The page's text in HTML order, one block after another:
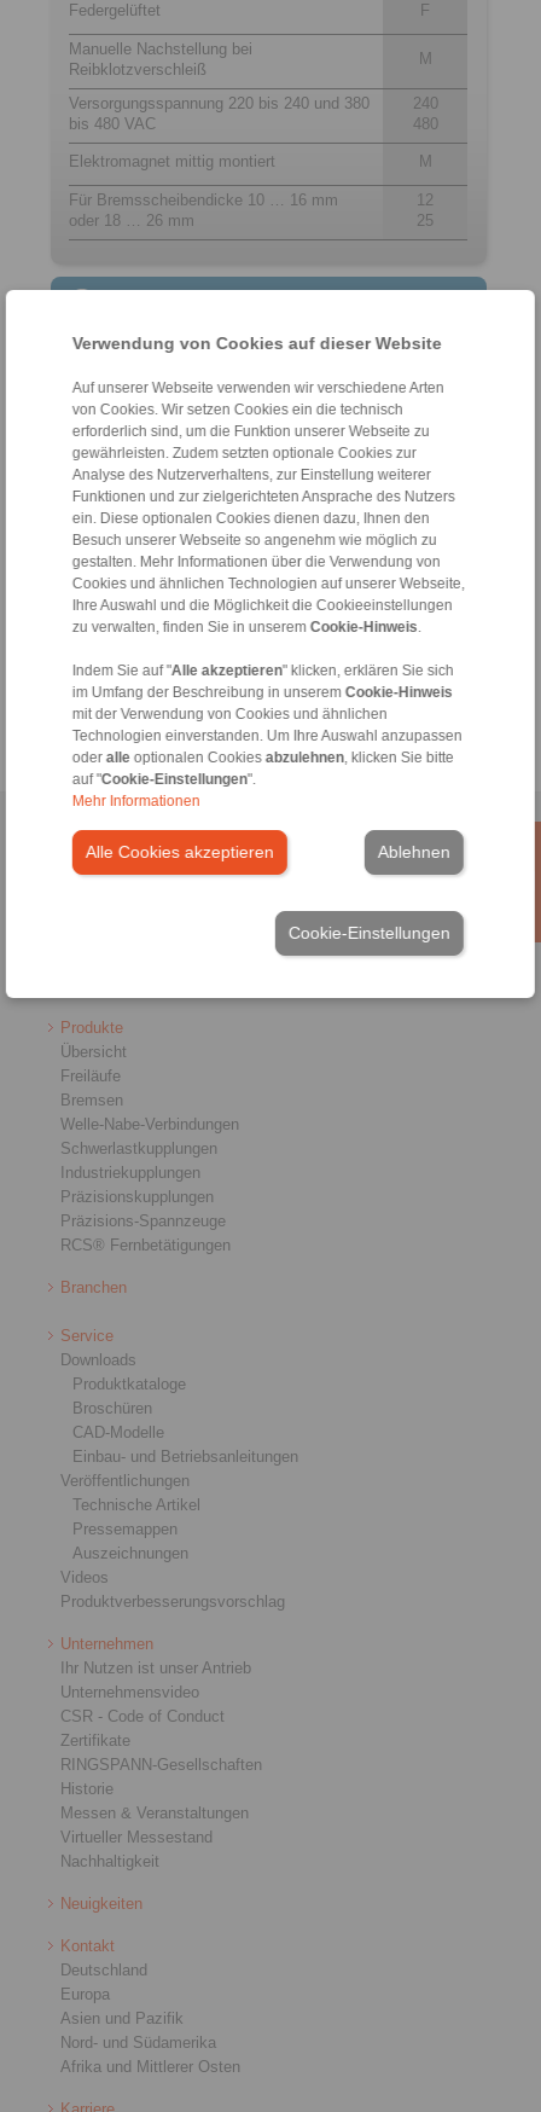
Verwendung von Cookies auf dieser Website
Auf unserer Webseite verwenden wir verschiedene Arten
von Cookies. Wir setzen Cookies ein die technisch
erforderlich sind, um die Funktion unserer Webseite zu
gewährleisten. Zudem setzten optionale Cookies zur
Analyse des Nutzerverhaltens, zur Einstellung weiterer
Funktionen und zur zielgerichteten Ansprache des Nutzers
ein. Diese optionalen Cookies dienen dazu, Ihnen den
Besuch unserer Webseite so angenehm wie möglich zu
gestalten. Mehr Informationen über die Verwendung von
Cookies und ähnlichen Technologien auf unserer Webseite,
Ihre Auswahl und die Möglichkeit die Cookieeinstellungen
zu verwalten, finden Sie in unserem Cookie-Hinweis
Indem Sie auf "Alle akzeptieren" klicken, erklären Sie sich
im Umfang der Beschreibung in unserem Cookie-Hinweis
mit der Verwendung von Cookies und ähnlichen
Technologien einverstanden. Um Ihre Auswahl anzupassen
oder alleoptionalen Cookies abzulehnen, klicken Sie bitte
auf "Cookie-Einstellungen".
Mehr Informationen
Alle Cookies akzeptieren Ablehnen
Cookie-Einstellungen
Federgelüftet F
Manuelle Nachstellung bei
Reibklotzverschleiß
M
Versorgungsspannung 220 bis 240 und 380
bis 480 VAC
240
480
Elektromagnet mittig montiert M
Für Bremsscheibendicke 10 … 16 mm
oder 18 … 26 mm
12
25
Hotline Vertrieb:
+49 6172 275-431
sales.kb@ringspann.de
Hotline Technik:
+49 6172 275-430
tech.bnk@ringspann.de
Werktags von 08:00 bis 18:00 Uhr
Tools
Berechnungstool
Home|Kontaktformular|Impressum Datenschutzerklärung
Allgemeine Verkaufsbedingungen
| Hinweisgeberplattform | Login
Produkte
Übersicht
Freiläufe
Bremsen
Welle-Nabe-Verbindungen
Schwerlastkupplungen
Industriekupplungen
Präzisionskupplungen
Präzisions-Spannzeuge
RCS® Fernbetätigungen
Branchen
Service
Downloads
Produktkataloge
Broschüren
CAD-Modelle
Einbau- und Betriebsanleitungen
Veröffentlichungen
Technische Artikel
Pressemappen
Auszeichnungen
Videos
Produktverbesserungsvorschlag
Unternehmen
Ihr Nutzen ist unser Antrieb
Unternehmensvideo
CSR - Code of Conduct
Zertifikate
RINGSPANN-Gesellschaften
Historie
Messen & Veranstaltungen
Virtueller Messestand
Nachhaltigkeit
Neuigkeiten
Kontakt
Deutschland
Europa
Asien und Pazifik
Nord- und Südamerika
Afrika und Mittlerer Osten